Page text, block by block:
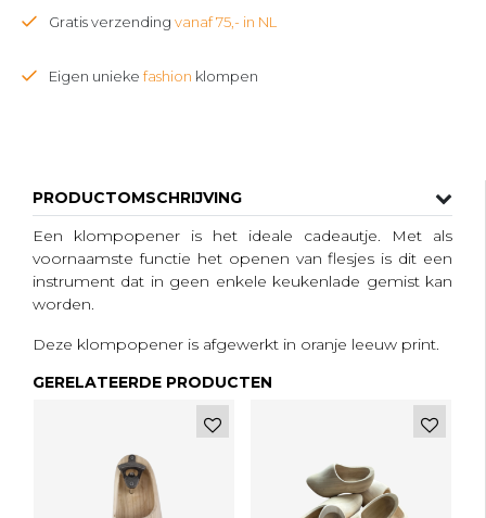
PRODUCTOMSCHRIJVING
Een klompopener is het ideale cadeautje. Met als
voornaamste functie het openen van flesjes is dit een
instrument dat in geen enkele keukenlade gemist kan
worden.
Deze klompopener is afgewerkt in oranje leeuw print.
GERELATEERDE PRODUCTEN
Gratis verzending vanaf 75,- in NL
Eigen unieke fashion klompen